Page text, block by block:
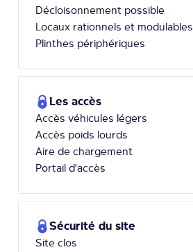
Décloisonnement possible
Locaux rationnels et modulables
Plinthes périphériques
Les accès
Accès véhicules légers
Accès poids lourds
Aire de chargement
Portail d'accès
Sécurité du site
Site clos